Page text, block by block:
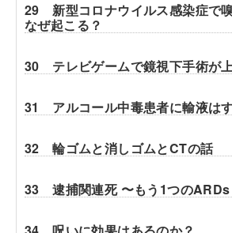
29 新型コロナウイルス感染症で
なぜ起こる？
30 テレビゲームで鏡視下手術が
31 アルコール中毒患者に輸液は
32 輪ゴムと消しゴムとCTの話
33 逮捕関連死 〜もう1つのARDs